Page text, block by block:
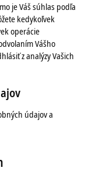
je Váš súhlas podľa
kedykoľvek
operácie
Vášho
z analýzy Vašich
údajov a